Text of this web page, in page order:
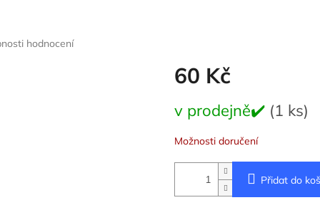
hodnocení
60 Kč
cena:
v prodejně✔️ (1 ks)
Možnosti doručení
Přidat do